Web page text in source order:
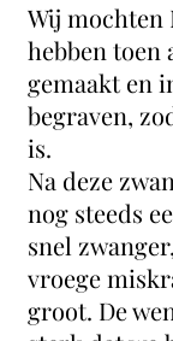
Wij mochten
hebben toen
gemaakt en
begraven,
is.
Na deze
nog steeds
snel
vroege
groot. De